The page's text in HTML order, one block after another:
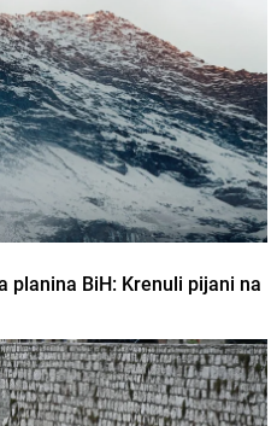
planina BiH: Krenuli pijani na